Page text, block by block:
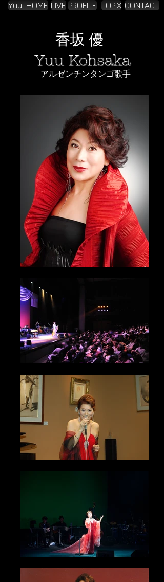
Yuu-HOME LIVE PROFILE TOPIX CONTACT
香坂 優
Yuu Kohsaka
アルゼンチンタンゴ歌手